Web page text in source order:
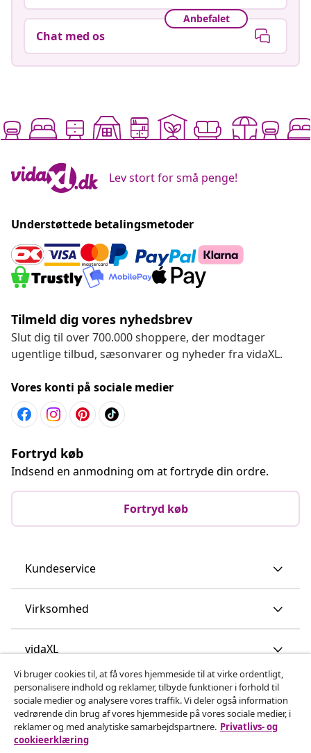
Anbefalet
Chat med os
Lev stort for små penge!
Understøttede betalingsmetoder
Tilmeld dig vores nyhedsbrev
Slut dig til over 700.000 shoppere, der modtager
ugentlige tilbud, sæsonvarer og nyheder fra vidaXL.
Vores konti på sociale medier
Fortryd køb
Indsend en anmodning om at fortryde din ordre.
Fortryd køb
Kundeservice
Virksomhed
vidaXL
Opdag mere
Vi bruger cookies til, at få vores hjemmeside til at virke ordentligt,
personalisere indhold og reklamer, tilbyde funktioner i forhold til
sociale medier og analysere vores traffik. Vi deler også information
vedrørende din brug af vores hjemmeside på vores sociale medier, i
reklamer og med analytiske samarbejdspartnere. Privatlivs- og
cookieerklæring